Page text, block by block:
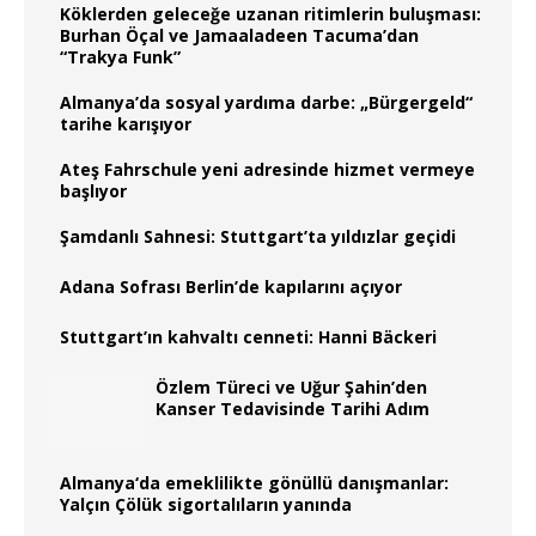
Köklerden geleceğe uzanan ritimlerin buluşması:
Burhan Öçal ve Jamaaladeen Tacuma’dan
“Trakya Funk”
Almanya’da sosyal yardıma darbe: „Bürgergeld“
tarihe karışıyor
Ateş Fahrschule yeni adresinde hizmet vermeye
başlıyor
Şamdanlı Sahnesi: Stuttgart’ta yıldızlar geçidi
Adana Sofrası Berlin’de kapılarını açıyor
Stuttgart’ın kahvaltı cenneti: Hanni Bäckeri
Özlem Türeci ve Uğur Şahin’den
Kanser Tedavisinde Tarihi Adım
Almanya‘da emeklilikte gönüllü danışmanlar:
Yalçın Çölük sigortalıların yanında